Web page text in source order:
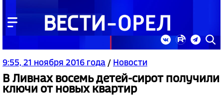
9:55, 21 ноября 2016 года / Новости
В Ливнах восемь детей-сирот получили
ключи от новых квартир